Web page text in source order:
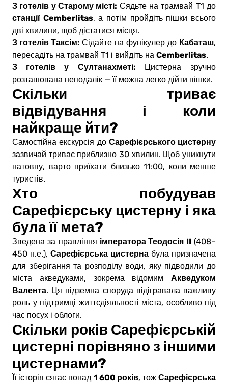
З готелів у Старому місті: Сядьте на трамвай T1 до
станції Cemberlitas, а потім пройдіть пішки всього
дві хвилини, щоб дістатися місця.
З готелів Таксім: Сідайте на фунікулер до Кабаташ,
пересадіть на трамвай T1 і вийдіть на Cemberlitas.
З готелів у Султанахметі:
Цистерна зручно
розташована неподалік — її можна легко дійти пішки.
Скільки триває
відвідування і коли
найкраще йти?
Самостійна екскурсія до Сарефієрського цистерну
зазвичай триває приблизно 30 хвилин. Щоб уникнути
натовпу, варто приїхати близько 11:00, коли менше
туристів.
Хто побудував
Сарефієрську цистерну і яка
була її мета?
Зведена за правління імператора Теодосія II (408–
450 н.е.),Сарефієрська цистернабула призначена
для зберігання та розподілу води, яку підводили до
міста акведуками, зокрема відомим Акведуком
Валента. Ця підземна споруда відігравала важливу
роль у підтримці життєдіяльності міста, особливо під
час посух і облоги.
Скільки років Сарефієрській
цистерні порівняно з іншими
цистернами?
Її історія сягає понад 1 600 років, тож Сарефієрська